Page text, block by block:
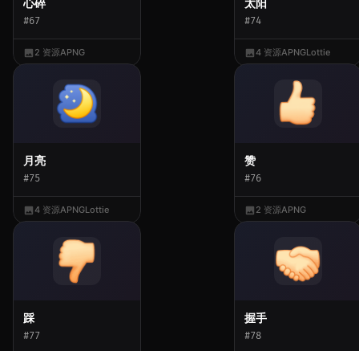
心碎
#67
2 资源APNG
太阳
#74
4 资源APNGLottie
月亮
#75
4 资源APNGLottie
赞
#76
2 资源APNG
踩
#77
握手
#78